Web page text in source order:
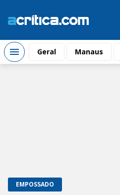
Geral Manaus
EMPOSSADO